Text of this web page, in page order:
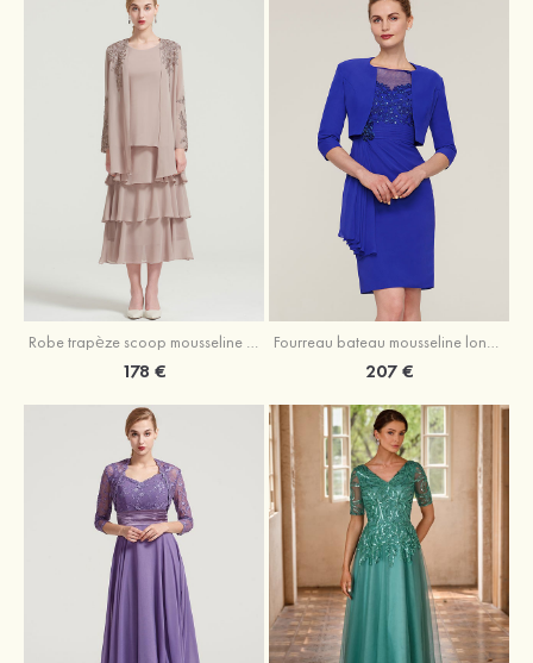
Robe trapèze scoop mousseline longueur mollet robe de mère de la mariée avec appliqué volants veste
178 €
Fourreau bateau mousseline longueur genou robe de mère de la mariée avec appliqué perle plissé veste
207 €